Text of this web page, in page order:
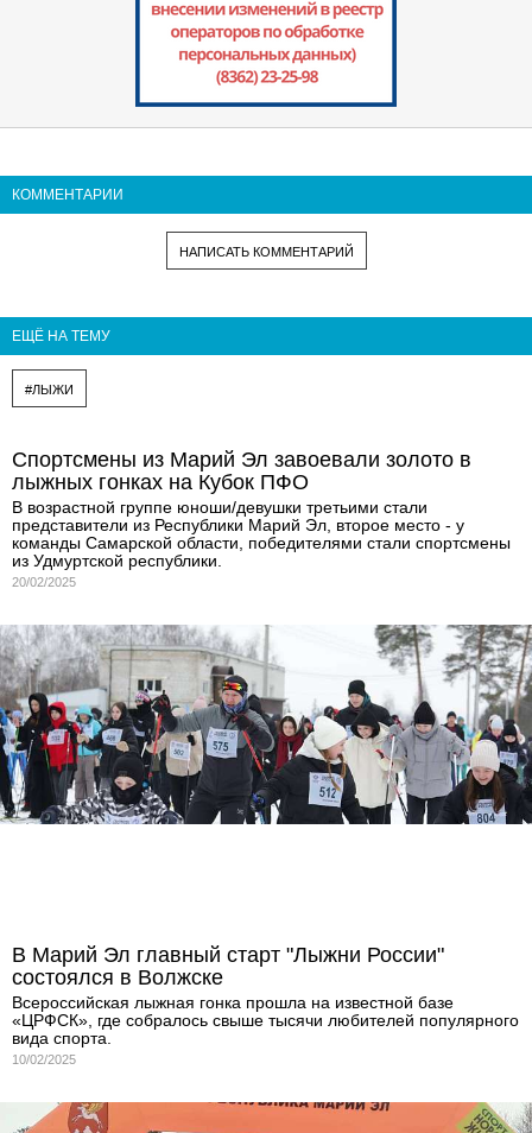
КОММЕНТАРИИ
НАПИСАТЬ КОММЕНТАРИЙ
ЕЩЁ НА ТЕМУ
#ЛЫЖИ
Спортсмены из Марий Эл завоевали золото в
лыжных гонках на Кубок ПФО
В возрастной группе юноши/девушки третьими стали
представители из Республики Марий Эл, второе место - у
команды Самарской области, победителями стали спортсмены
из Удмуртской республики.
20/02/2025
В Марий Эл главный старт "Лыжни России"
состоялся в Волжске
Всероссийская лыжная гонка прошла на известной базе
«ЦРФСК», где собралось свыше тысячи любителей популярного
вида спорта.
10/02/2025